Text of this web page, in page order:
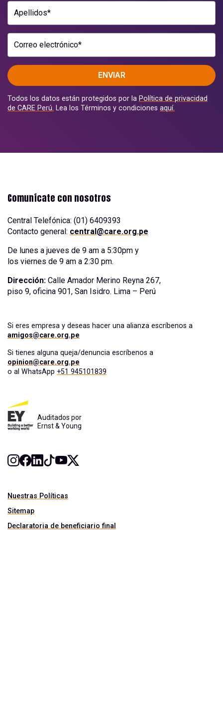
Apellidos*
Correo electrónico*
ENVIAR
Todos los datos están protegidos por la Política de privacidad
de CARE Perú. Lea los Términos y condiciones aquí.
Comunícate con nosotros
Central Telefónica: (01) 6409393
Contacto general: central@care.org.pe
De lunes a jueves de 9 am a 5:30pm y
los viernes de 9 am a 2:30 pm.
Dirección: Calle Amador Merino Reyna 267,
piso 9, oficina 901, San Isidro. Lima – Perú
Si eres empresa y deseas hacer una alianza escríbenos a
amigos@care.org.pe
Si tienes alguna queja/denuncia escríbenos a
opinion@care.org.pe
o al WhatsApp +51 945101839
Auditados por
Ernst & Young
Nuestras Políticas
Sitemap
Declaratoria de beneficiario final